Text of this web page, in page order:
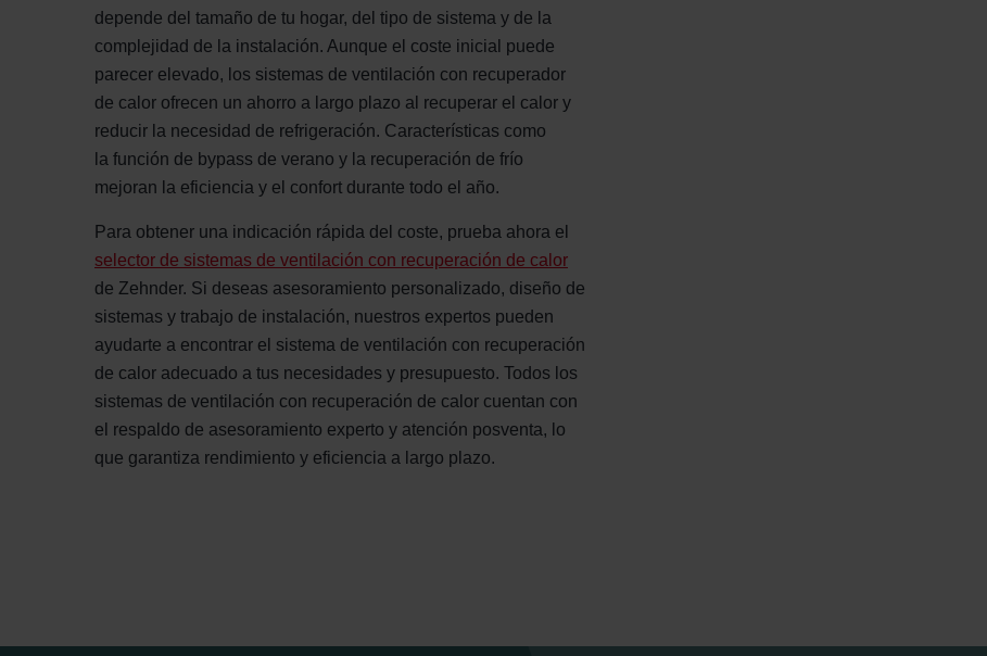
depende del tamaño de tu hogar, del tipo de sistema y de la
complejidad de la instalación. Aunque el coste inicial puede
parecer elevado, los sistemas de ventilación con recuperador
de calor ofrecen un ahorro a largo plazo al recuperar el calor y
reducir la necesidad de refrigeración. Características como
la función de bypass de verano y la recuperación de frío
mejoran la eficiencia y el confort durante todo el año.
Para obtener una indicación rápida del coste, prueba ahora el
selector de sistemas de ventilación con recuperación de calor
de Zehnder. Si deseas asesoramiento personalizado, diseño de
sistemas y trabajo de instalación, nuestros expertos pueden
ayudarte a encontrar el sistema de ventilación con recuperación
de calor adecuado a tus necesidades y presupuesto. Todos los
sistemas de ventilación con recuperación de calor cuentan con
el respaldo de asesoramiento experto y atención posventa, lo
que garantiza rendimiento y eficiencia a largo plazo.